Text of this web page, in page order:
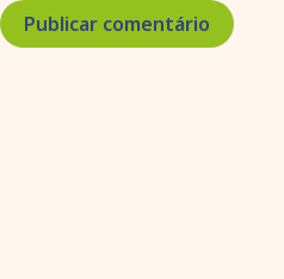
Publicar comentário